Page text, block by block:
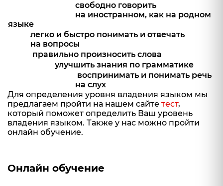
свободно говорить
на иностранном, как на родном
языке
легко и быстро понимать и отвечать
на вопросы
правильно произносить слова
улучшить знания по грамматике
воспринимать и понимать речь
на слух
Для определения уровня владения языком мы
предлагаем пройти на нашем сайте тест,
который поможет определить Ваш уровень
владения языком. Также у нас можно пройти
онлайн обучение.
Онлайн обучение